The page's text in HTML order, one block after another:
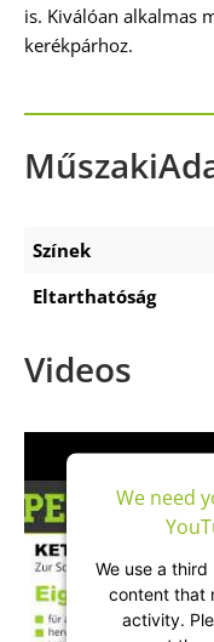
is. Kiválóan alkalmas
kerékpárhoz.
Színek
Eltarthatóság
Videos
We need
We use a
content that
activity.